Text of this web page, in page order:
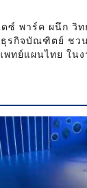
ดซ์ พาร์ค ผนึก วิ
รกิจบัณฑิตย์ ชว
พทย์แผนไทย ใน